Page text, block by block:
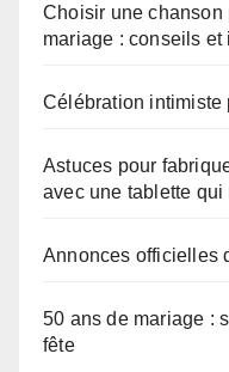
Choisir une chanson
mariage : conseils et
Célébration intimiste
Astuces pour
avec une tablette
Annonces officielles
50 ans de mariage :
fête